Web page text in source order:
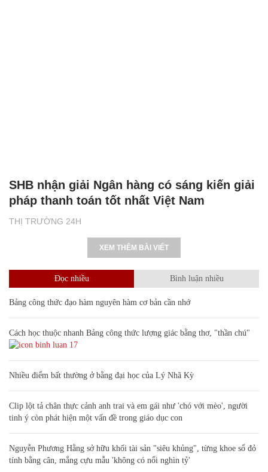
THỊ TRƯỜNG 24H
SHB nhận giải Ngân hàng có sáng kiến giải
pháp thanh toán tốt nhất Việt Nam
XEM THÊM BÀI VIẾT
Đọc nhiều Bình luận nhiều
Bảng công thức đạo hàm nguyên hàm cơ bản cần nhớ
Cách học thuộc nhanh Bảng công thức lượng giác bằng thơ, "thần chú"
17
Nhiều điểm bất thường ở bằng đại học của Lý Nhã Kỳ
Clip lột tả chân thực cảnh anh trai và em gái như 'chó với mèo', người
tinh ý còn phát hiện một vấn đề trong giáo dục con
Nguyễn Phương Hằng sở hữu khối tài sản "siêu khủng", từng khoe sổ đỏ
tính bằng cân, mắng cựu mẫu 'không có nổi nghìn tỷ'